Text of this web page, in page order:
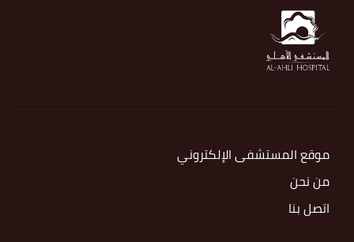
موقع المستشفى الإلكتروني
من نحن
اتصل بنا